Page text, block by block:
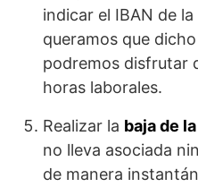
indicar el IBAN de
queramos que
podremos disfrutar
horas laborales.
Realizar la baja de
no lleva asociada
de manera